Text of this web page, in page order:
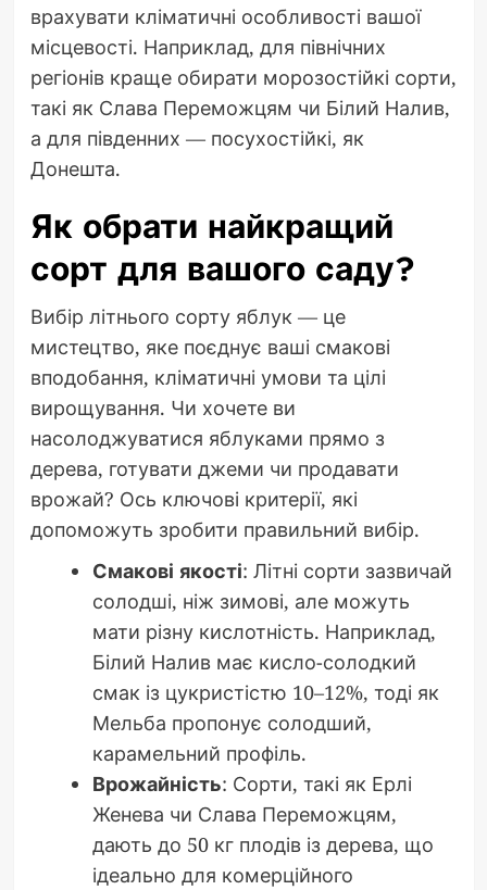
врахувати кліматичні особливості вашої
місцевості. Наприклад, для північних
регіонів краще обирати морозостійкі сорти,
такі як Слава Переможцям чи Білий Налив,
а для південних — посухостійкі, як
Донешта.
Як обрати найкращий
сорт для вашого саду?
Вибір літнього сорту яблук — це
мистецтво, яке поєднує ваші смакові
вподобання, кліматичні умови та цілі
вирощування. Чи хочете ви
насолоджуватися яблуками прямо з
дерева, готувати джеми чи продавати
врожай? Ось ключові критерії, які
допоможуть зробити правильний вибір.
Смакові якості: Літні сорти зазвичай
солодші, ніж зимові, але можуть
мати різну кислотність. Наприклад,
Білий Налив має кисло-солодкий
смак із цукристістю 10–12%, тоді як
Мельба пропонує солодший,
карамельний профіль.
Врожайність: Сорти, такі як Ерлі
Женева чи Слава Переможцям,
дають до 50 кг плодів із дерева, що
ідеально для комерційного